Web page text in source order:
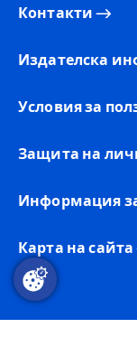
Контакти
Издателска
Условия за
Защита на
Информация
Карта на сайта